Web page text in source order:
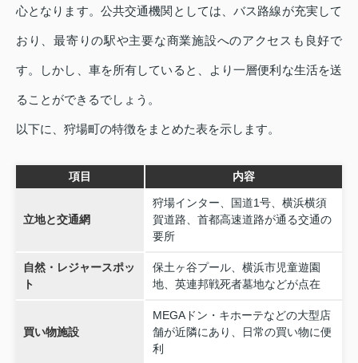
心となります。公共交通機関としては、バス路線が充実して
おり、最寄りの駅や主要な商業施設へのアクセスも良好で
す。しかし、車を所有していると、より一層便利な生活を送
ることができるでしょう。
以下に、狩場町の特徴をまとめた表を示します。
項目 内容
立地と交通網
狩場インター、国道1号、横浜横須
賀道路、首都高速道路が通る交通の
要所
自然・レジャースポッ
ト
保土ヶ谷プール、横浜市児童遊園
地、英連邦戦死者墓地などが点在
買い物施設
MEGAドン・キホーテなどの大型店
舗が近隣にあり、日常の買い物に便
利